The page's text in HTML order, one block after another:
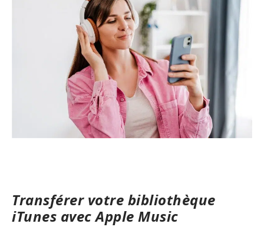
Transférer votre bibliothèque
iTunes avec Apple Music